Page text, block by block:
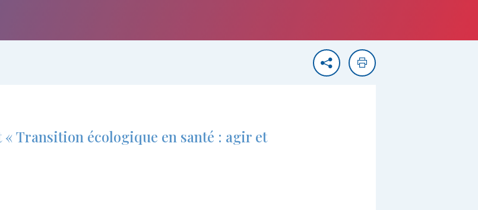
PartagerImprimer
« Transition écologique en santé : agir et